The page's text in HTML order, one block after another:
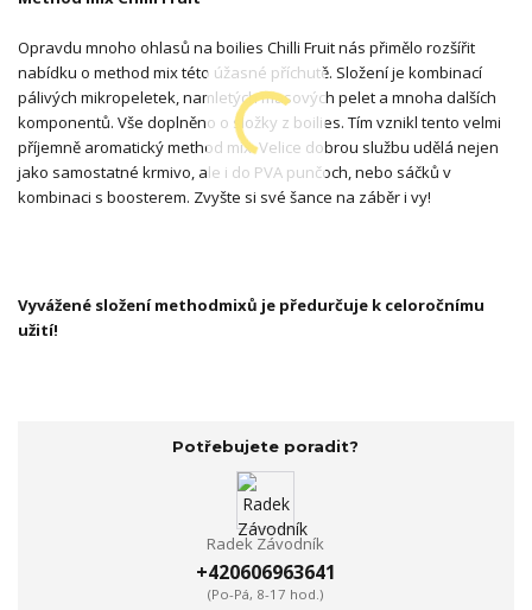
Opravdu mnoho ohlasů na boilies Chilli Fruit nás přimělo rozšířit
nabídku o method mix této úžasné příchutě. Složení je kombinací
pálivých mikropeletek, namletých masových pelet a mnoha dalších
komponentů. Vše doplněno o složky z boilies. Tím vznikl tento velmi
příjemně aromatický method mix. Velice dobrou službu udělá nejen
jako samostatné krmivo, ale i do PVA punčoch, nebo sáčků v
kombinaci s boosterem. Zvyšte si své šance na záběr i vy!
Vyvážené složení methodmixů je předurčuje k celoročnímu
užití!
Potřebujete poradit?
Radek Závodník
+420606963641
(Po-Pá, 8-17 hod.)